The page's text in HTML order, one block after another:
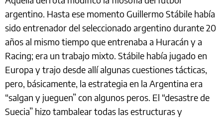
argentino. Hasta ese momento Guillermo Stábile había
sido entrenador del seleccionado argentino durante 20
años al mismo tiempo que entrenaba a Huracán y a
Racing; era un trabajo mixto. Stábile había jugado en
Europa y trajo desde allí algunas cuestiones tácticas,
pero, básicamente, la estrategia en la Argentina era
“salgan y jueguen” con algunos peros. El “desastre de
Suecia” hizo tambalear todas las estructuras y